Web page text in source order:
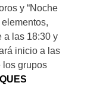
y “Noche
elementos,
a las 18:30 y
inicio a las
los grupos